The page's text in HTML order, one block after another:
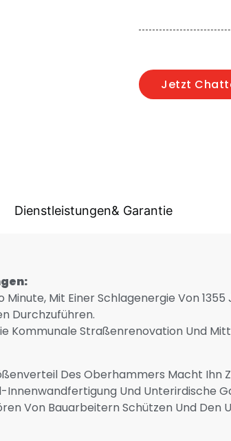
Jetzt
Dienstleistungen& Garantie
Mit Einer Schlagenergie Von 1355
Durchzuführen.
Kommunale Straßenrenovation Und
Des Oberhammers Macht Ihn
Und Unterirdische
Von Bauarbeitern Schützen Und